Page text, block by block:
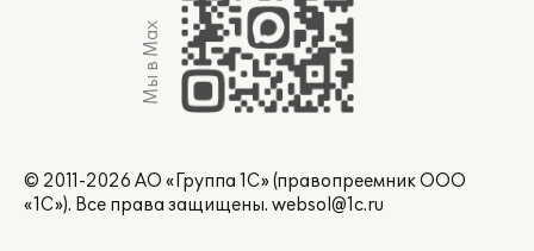
Мы в Max
© 2011-2026 АО «Группа 1С» (правопреемник ООО
«1С»). Все права защищены. websol@1c.ru